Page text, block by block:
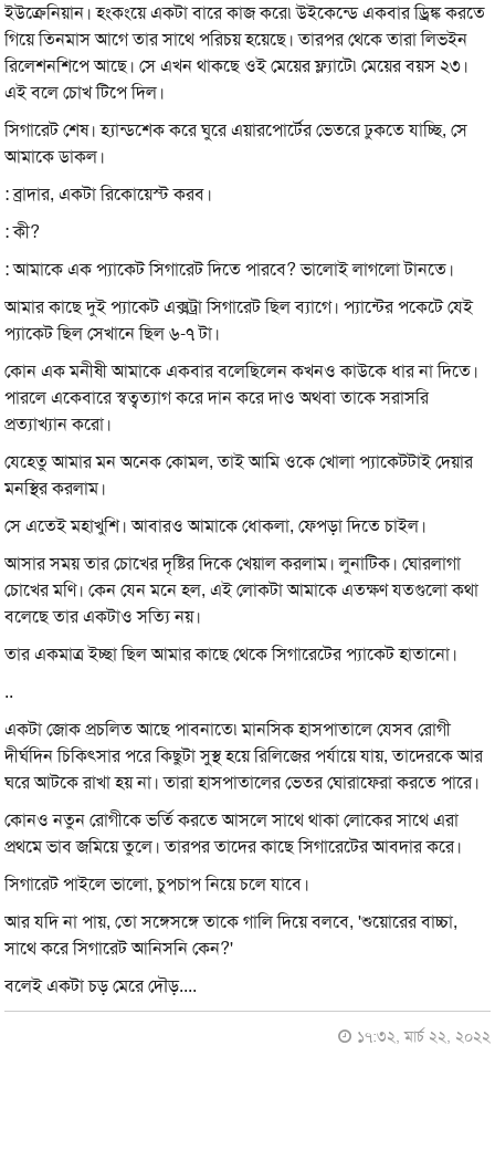
ইউক্রেনিয়ান। হংকংয়ে একটা বারে কাজ করে৷ উইকেন্ডে একবার ড্রিঙ্ক করতে
গিয়ে তিনমাস আগে তার সাথে পরিচয় হয়েছে। তারপর থেকে তারা লিভইন
রিলেশনশিপে আছে। সে এখন থাকছে ওই মেয়ের ফ্ল্যাটে৷ মেয়ের বয়স ২৩।
এই বলে চোখ টিপে দিল।
সিগারেট শেষ। হ্যান্ডশেক করে ঘুরে এয়ারপোর্টের ভেতরে ঢুকতে যাচ্ছি, সে
আমাকে ডাকল।
: ব্রাদার, একটা রিকোয়েস্ট করব।
: কী?
: আমাকে এক প্যাকেট সিগারেট দিতে পারবে? ভালোই লাগলো টানতে।
আমার কাছে দুই প্যাকেট এক্সট্রা সিগারেট ছিল ব্যাগে। প্যান্টের পকেটে যেই
প্যাকেট ছিল সেখানে ছিল ৬-৭ টা।
কোন এক মনীষী আমাকে একবার বলেছিলেন কখনও কাউকে ধার না দিতে।
পারলে একেবারে স্বত্বত্যাগ করে দান করে দাও অথবা তাকে সরাসরি
প্রত্যাখ্যান করো।
যেহেতু আমার মন অনেক কোমল, তাই আমি ওকে খোলা প্যাকেটটাই দেয়ার
মনস্থির করলাম।
সে এতেই মহাখুশি। আবারও আমাকে ধোকলা, ফেপড়া দিতে চাইল।
আসার সময় তার চোখের দৃষ্টির দিকে খেয়াল করলাম। লুনাটিক। ঘোরলাগা
চোখের মণি। কেন যেন মনে হল, এই লোকটা আমাকে এতক্ষণ যতগুলো কথা
বলেছে তার একটাও সত্যি নয়।
তার একমাত্র ইচ্ছা ছিল আমার কাছে থেকে সিগারেটের প্যাকেট হাতানো।
..
একটা জোক প্রচলিত আছে পাবনাতে৷ মানসিক হাসপাতালে যেসব রোগী
দীর্ঘদিন চিকিৎসার পরে কিছুটা সুস্থ হয়ে রিলিজের পর্যায়ে যায়, তাদেরকে আর
ঘরে আটকে রাখা হয় না। তারা হাসপাতালের ভেতর ঘোরাফেরা করতে পারে।
কোনও নতুন রোগীকে ভর্তি করতে আসলে সাথে থাকা লোকের সাথে এরা
প্রথমে ভাব জমিয়ে তুলে। তারপর তাদের কাছে সিগারেটের আবদার করে।
সিগারেট পাইলে ভালো, চুপচাপ নিয়ে চলে যাবে।
আর যদি না পায়, তো সঙ্গেসঙ্গে তাকে গালি দিয়ে বলবে, 'শুয়োরের বাচ্চা,
সাথে করে সিগারেট আনিসনি কেন?'
বলেই একটা চড় মেরে দৌড়....
১৭:৩২, মার্চ ২২, ২০২২